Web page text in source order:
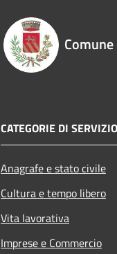
CATEGORIE DI SERVIZIO
Anagrafe e stato civile
Cultura e tempo libero
Vita lavorativa
Imprese e Commercio